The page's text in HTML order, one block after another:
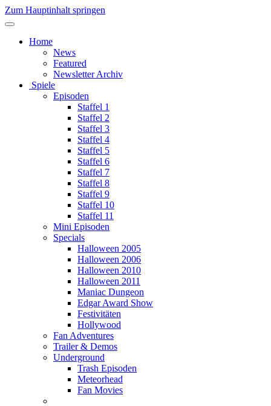
Zum Hauptinhalt springen
Home
News
Featured
Newsletter Archiv
Spiele
Episoden
Staffel 1
Staffel 2
Staffel 3
Staffel 4
Staffel 5
Staffel 6
Staffel 7
Staffel 8
Staffel 9
Staffel 10
Staffel 11
Mini Episoden
Specials
Halloween 2005
Halloween 2006
Halloween 2010
Halloween 2011
Maniac Dungeon
Edgar Award Show
Festivitäten
Hollywood
Fan Adventures
Trailer & Demos
Underground
Trash Episoden
Meteorhead
Fan Movies